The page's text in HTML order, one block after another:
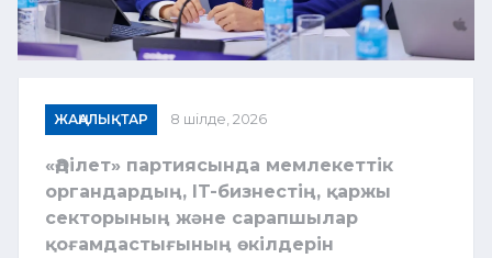
ЖАҢАЛЫҚТАР 8 шілде, 2026
«Әділет» партиясында мемлекеттік
органдардың, IT-бизнестің, қаржы
секторының және сарапшылар
қоғамдастығының өкілдерін